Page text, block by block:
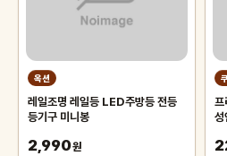
옥션
레일조명 레일등 LED주방등 전등
등기구 미니봉
2,990원
프
성